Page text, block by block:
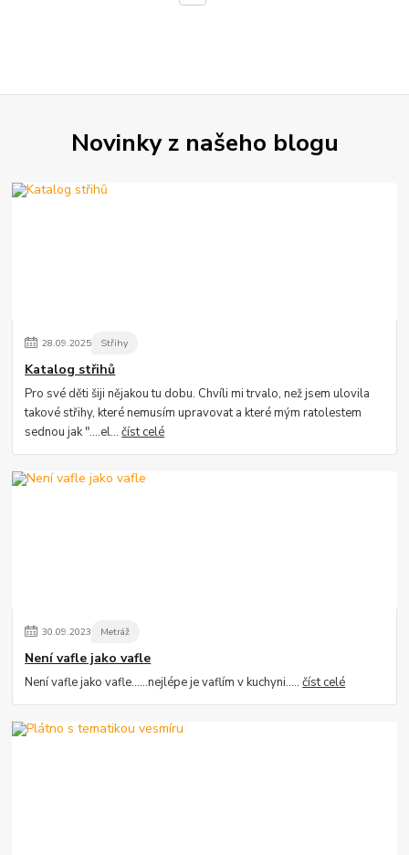
Novinky z našeho blogu
28.09.2025 Střihy
Katalog střihů
Pro své děti šiji nějakou tu dobu. Chvíli mi trvalo, než jsem ulovila
takové střihy, které nemusím upravovat a které mým ratolestem
sednou jak "....el...číst celé
30.09.2023 Metráž
Není vafle jako vafle
Není vafle jako vafle......nejlépe je vaflím v kuchyni.....číst celé